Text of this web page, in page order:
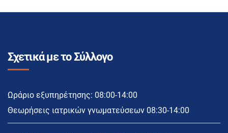
Σχετικά με το Σύλλογο
Ωράριο εξυπηρέτησης: 08:00-14:00
Θεωρήσεις ιατρικών γνωματεύσεων 08:30-14:00